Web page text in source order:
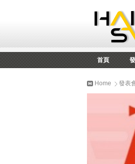
首頁
Home 發表